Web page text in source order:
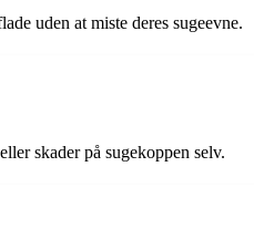
uden at miste deres sugeevne.
skader på sugekoppen selv.